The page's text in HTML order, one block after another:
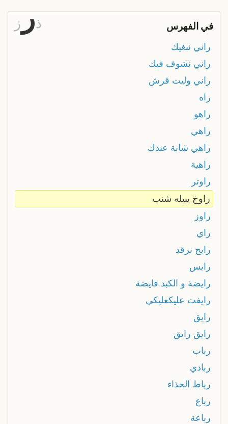
في الفهرس ذر ز
راني نبغيك
راني نشوف فيك
راني وليت قرش
راه
راهو
راهي
راهي شابة عندك
راهية
راوتر
راوخ يبيله شنب
راوز
راي
رايح نرقد
رايس
رايضة و الكبد فايضة
رايفت عليكعليكي
رايق
رايق رايق
رباب
ربادي
رباط الحذاء
رباع
رباعة